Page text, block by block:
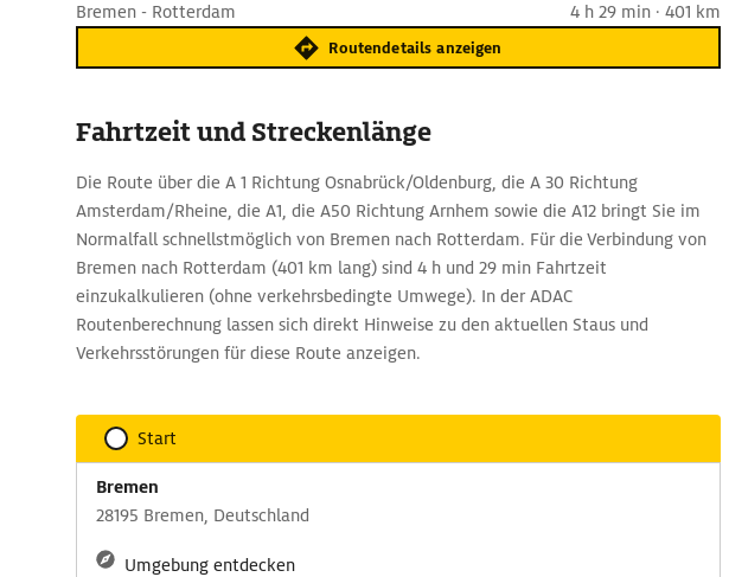
Bremen - Rotterdam 4 h 29 min · 401 km
Routendetails anzeigen
Fahrtzeit und Streckenlänge
Die Route über die A 1 Richtung Osnabrück/Oldenburg, die A 30 Richtung
Amsterdam/Rheine, die A1, die A50 Richtung Arnhem sowie die A12 bringt Sie im
Normalfall schnellstmöglich von Bremen nach Rotterdam. Für die Verbindung von
Bremen nach Rotterdam (401 km lang) sind 4 h und 29 min Fahrtzeit
einzukalkulieren (ohne verkehrsbedingte Umwege). In der ADAC
Routenberechnung lassen sich direkt Hinweise zu den aktuellen Staus und
Verkehrsstörungen für diese Route anzeigen.
Start
Bremen
28195 Bremen, Deutschland
Umgebung entdecken